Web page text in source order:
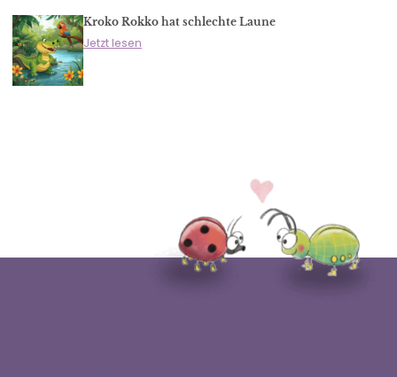
Kroko Rokko hat schlechte Laune
Jetzt lesen